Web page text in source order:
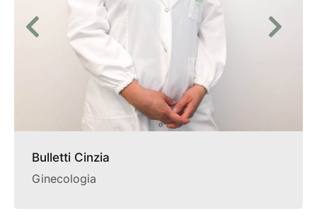
Bulletti Cinzia
Ginecologia